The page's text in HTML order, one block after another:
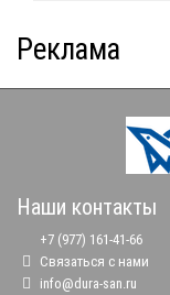
Реклама
Наши контакты
+7 (977) 161-41-66
Связаться с нами
info@dura-san.ru